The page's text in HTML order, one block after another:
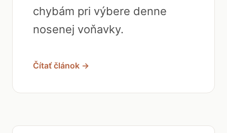
chybám pri výbere denne
nosenej voňavky.
Čítať článok →